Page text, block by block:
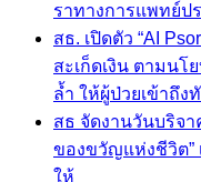
ราทางการแพทย์ป
สธ. เปิดตัว “AI
สะเก็ดเงิน ตามนโ
ล้ำ ให้ผู้ป่วยเข้าถึง
สธ จัดงานวันบริจา
ของขวัญแห่งชีวิต”
ให้